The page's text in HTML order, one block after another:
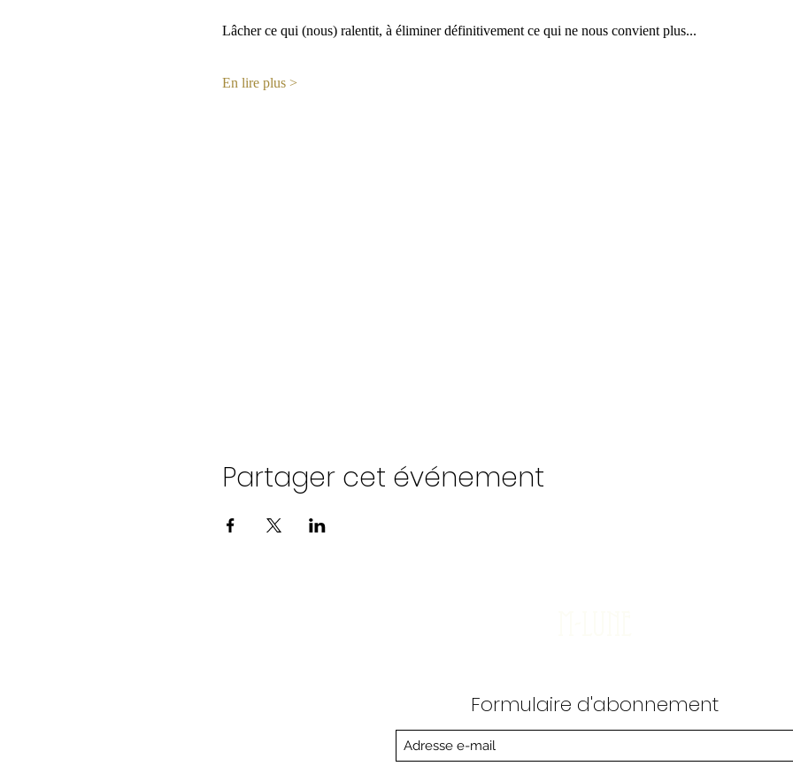
Lâcher ce qui (nous) ralentit, à éliminer définitivement ce qui ne nous convient plus...
En lire plus >
Partager cet événement
Formulaire d'abonnement